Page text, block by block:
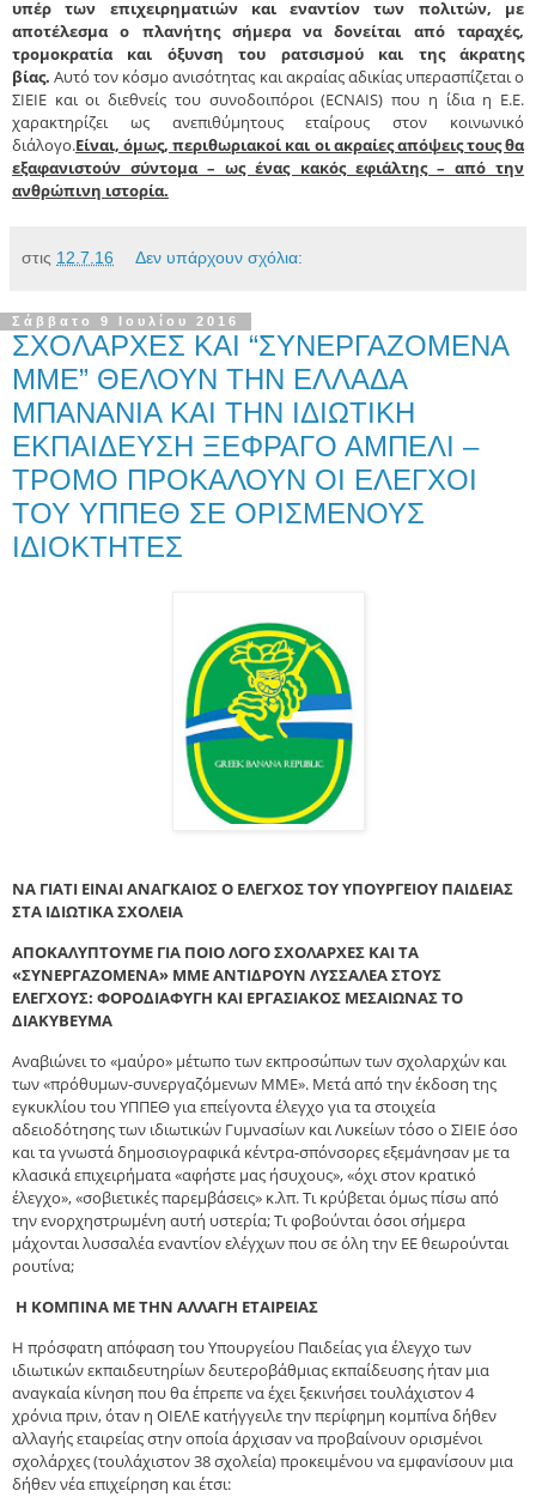
υπέρ των επιχειρηματιών και εναντίον των πολιτών, με
αποτέλεσμα ο πλανήτης σήμερα να δονείται από ταραχές,
τρομοκρατία και όξυνση του ρατσισμού και της άκρατης
βίας. Αυτό τον κόσμο ανισότητας και ακραίας αδικίας υπερασπίζεται ο
ΣΙΕΙΕ και οι διεθνείς του συνοδοιπόροι (ECNAIS) που η ίδια η Ε.Ε.
χαρακτηρίζει ως ανεπιθύμητους εταίρους στον κοινωνικό
διάλογο.Είναι, όμως, περιθωριακοί και οι ακραίες απόψεις τους θα
εξαφανιστούν σύντομα – ως ένας κακός εφιάλτης – από την
ανθρώπινη ιστορία.
στις 12.7.16 Δεν υπάρχουν σχόλια:
Σάββατο 9 Ιουλίου 2016
ΣΧΟΛΑΡΧΕΣ ΚΑΙ “ΣΥΝΕΡΓΑΖΟΜΕΝΑ
ΜΜΕ” ΘΕΛΟΥΝ ΤΗΝ ΕΛΛΑΔΑ
ΜΠΑΝΑΝΙΑ ΚΑΙ ΤΗΝ ΙΔΙΩΤΙΚΗ
ΕΚΠΑΙΔΕΥΣΗ ΞΕΦΡΑΓΟ ΑΜΠΕΛΙ –
ΤΡΟΜΟ ΠΡΟΚΑΛΟΥΝ ΟΙ ΕΛΕΓΧΟΙ
ΤΟΥ ΥΠΠΕΘ ΣΕ ΟΡΙΣΜΕΝΟΥΣ
ΙΔΙΟΚΤΗΤΕΣ
NA ΓΙΑΤΙ ΕΙΝΑΙ ΑΝΑΓΚΑΙΟΣ Ο ΕΛΕΓΧΟΣ ΤΟΥ ΥΠΟΥΡΓΕΙΟΥ ΠΑΙΔΕΙΑΣ
ΣΤΑ ΙΔΙΩΤΙΚΑ ΣΧΟΛΕΙΑ
ΑΠΟΚΑΛΥΠΤΟΥΜΕ ΓΙΑ ΠΟΙΟ ΛΟΓΟ ΣΧΟΛΑΡΧΕΣ ΚΑΙ ΤΑ
«ΣΥΝΕΡΓΑΖΟΜΕΝΑ» ΜΜΕ ΑΝΤΙΔΡΟΥΝ ΛΥΣΣΑΛΕΑ ΣΤΟΥΣ
ΕΛΕΓΧΟΥΣ: ΦΟΡΟΔΙΑΦΥΓΗ ΚΑΙ ΕΡΓΑΣΙΑΚΟΣ ΜΕΣΑΙΩΝΑΣ ΤΟ
ΔΙΑΚΥΒΕΥΜΑ
Αναβιώνει το «μαύρο» μέτωπο των εκπροσώπων των σχολαρχών και
των «πρόθυμων-συνεργαζόμενων ΜΜΕ». Μετά από την έκδοση της
εγκυκλίου του ΥΠΠΕΘ για επείγοντα έλεγχο για τα στοιχεία
αδειοδότησης των ιδιωτικών Γυμνασίων και Λυκείων τόσο ο ΣΙΕΙΕ όσο
και τα γνωστά δημοσιογραφικά κέντρα-σπόνσορες εξεμάνησαν με τα
κλασικά επιχειρήματα «αφήστε μας ήσυχους», «όχι στον κρατικό
έλεγχο», «σοβιετικές παρεμβάσεις» κ.λπ. Τι κρύβεται όμως πίσω από
την ενορχηστρωμένη αυτή υστερία; Τι φοβούνται όσοι σήμερα
μάχονται λυσσαλέα εναντίον ελέγχων που σε όλη την ΕΕ θεωρούνται
ρουτίνα;
Η ΚΟΜΠΙΝΑ ΜΕ ΤΗΝ ΑΛΛΑΓΗ ΕΤΑΙΡΕΙΑΣ
Η πρόσφατη απόφαση του Υπουργείου Παιδείας για έλεγχο των
ιδιωτικών εκπαιδευτηρίων δευτεροβάθμιας εκπαίδευσης ήταν μια
αναγκαία κίνηση που θα έπρεπε να έχει ξεκινήσει τουλάχιστον 4
χρόνια πριν, όταν η ΟΙΕΛΕ κατήγγειλε την περίφημη κομπίνα δήθεν
αλλαγής εταιρείας στην οποία άρχισαν να προβαίνουν ορισμένοι
σχολάρχες (τουλάχιστον 38 σχολεία) προκειμένου να εμφανίσουν μια
δήθεν νέα επιχείρηση και έτσι: